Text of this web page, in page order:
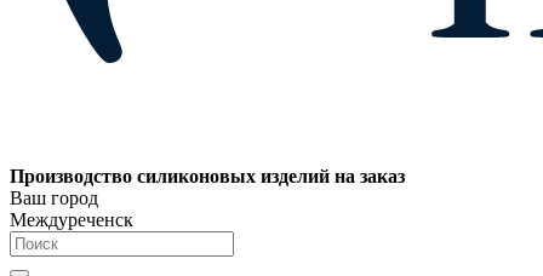
Производство силиконовых изделий на заказ
Ваш город
Междуреченск